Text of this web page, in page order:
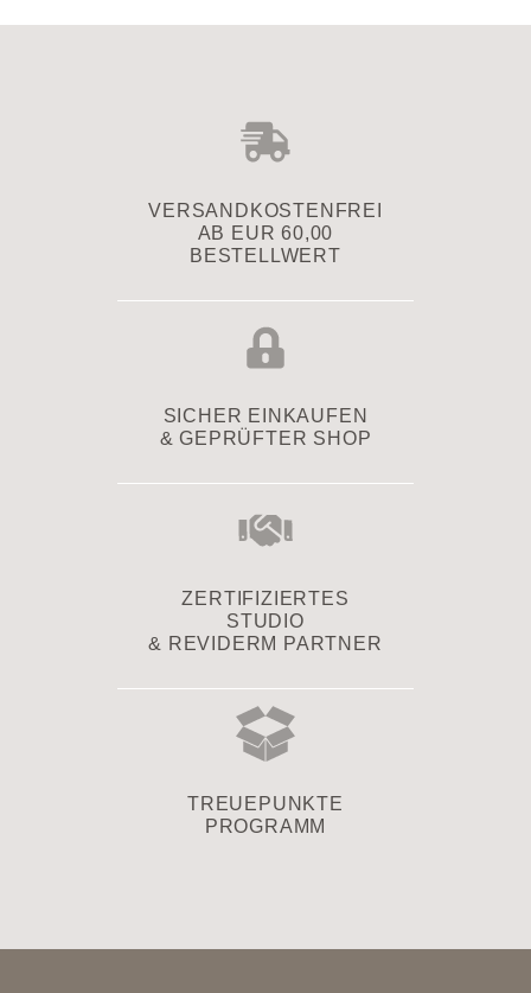
VERSAND­KOSTENFREI
AB EUR 60,00
BESTELLWERT
SICHER EINKAUFEN
& GEPRÜFTER SHOP
ZERTIFIZIERTES
STUDIO
& REVIDERM PARTNER
TREUEPUNKTE
PROGRAMM